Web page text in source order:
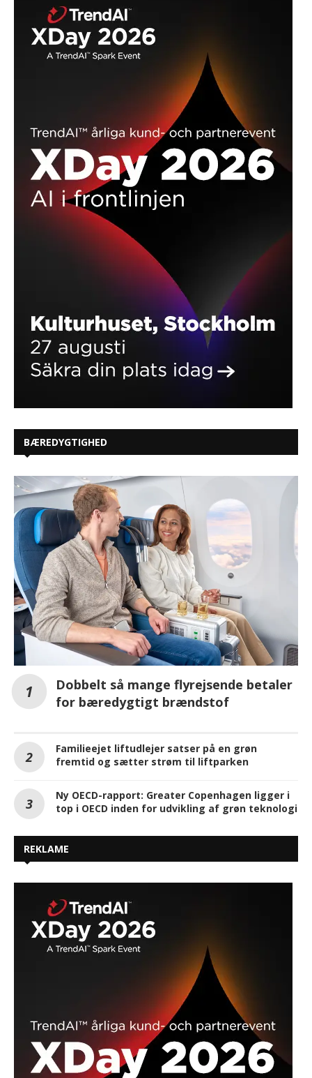
BÆREDYGTIGHED
Dobbelt så mange flyrejsende betaler
for bæredygtigt brændstof
Familieejet liftudlejer satser på en grøn
fremtid og sætter strøm til liftparken
Ny OECD-rapport: Greater Copenhagen ligger i
top i OECD inden for udvikling af grøn teknologi
REKLAME